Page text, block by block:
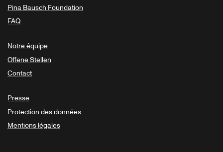
Pina Bausch Foundation
FAQ
Notre équipe
Offene Stellen
Contact
Presse
Protection des données
Mentions légales